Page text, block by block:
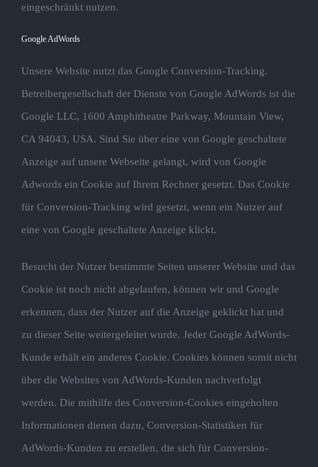
eingeschränkt nutzen.
Google AdWords
Unsere Website nutzt das Google Conversion-Tracking.
Betreibergesellschaft der Dienste von Google AdWords ist die
Google LLC, 1600 Amphitheatre Parkway, Mountain View,
CA 94043, USA. Sind Sie über eine von Google geschaltete
Anzeige auf unsere Webseite gelangt, wird von Google
Adwords ein Cookie auf Ihrem Rechner gesetzt. Das Cookie
für Conversion-Tracking wird gesetzt, wenn ein Nutzer auf
eine von Google geschaltete Anzeige klickt.
Besucht der Nutzer bestimmte Seiten unserer Website und das
Cookie ist noch nicht abgelaufen, können wir und Google
erkennen, dass der Nutzer auf die Anzeige geklickt hat und
zu dieser Seite weitergeleitet wurde. Jeder Google AdWords-
Kunde erhält ein anderes Cookie. Cookies können somit nicht
über die Websites von AdWords-Kunden nachverfolgt
werden. Die mithilfe des Conversion-Cookies eingeholten
Informationen dienen dazu, Conversion-Statistiken für
AdWords-Kunden zu erstellen, die sich für Conversion-